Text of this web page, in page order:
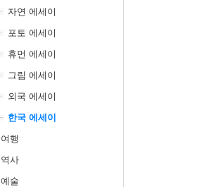
자연 에세이
포토 에세이
휴먼 에세이
그림 에세이
외국 에세이
한국 에세이
여행
역사
예술